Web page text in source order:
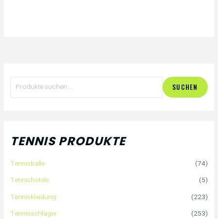
n
a
SUCHEN
TENNIS PRODUKTE
Tennisbälle
(74)
Tennishotels
(5)
Tenniskleidung
(223)
Tennisschläger
(253)